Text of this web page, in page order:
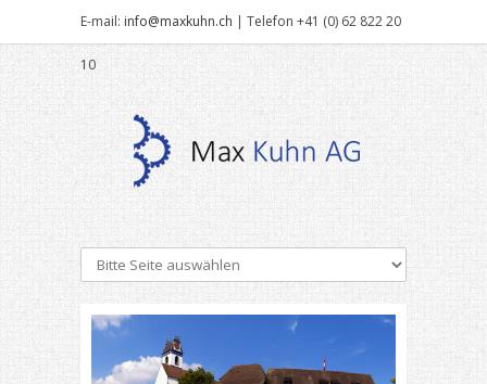
E-mail: info@maxkuhn.ch | Telefon +41 (0) 62 822 20
10